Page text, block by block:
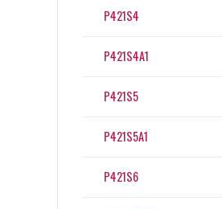
P421S4
P421S4A1
P421S5
P421S5A1
P421S6